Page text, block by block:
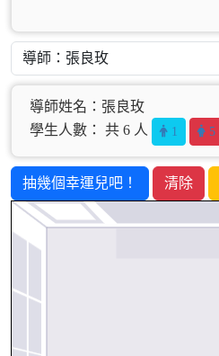
導師姓名：張良玫
學生人數： 共 6 人
1 5
抽幾個幸運兒吧！ 清除